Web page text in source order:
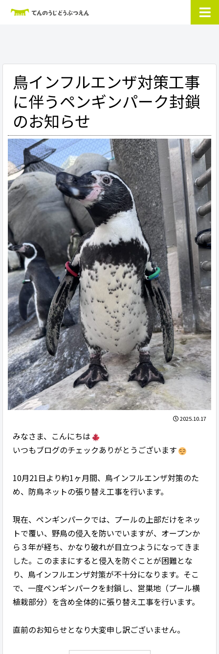
鳥インフルエンザ対策工事
に伴うペンギンパーク封鎖
のお知らせ
2025.10.17
みなさま、こんにちは
いつもブログのチェックありがとうございます
10月21日より約1ヶ月間、鳥インフルエンザ対策のた
め、防鳥ネットの張り替え工事を行います。
現在、ペンギンパークでは、プールの上部だけをネッ
トで覆い、野鳥の侵入を防いでいますが、オープンか
ら３年が経ち、かなり破れが目立つようになってきま
した。このままにすると侵入を防ぐことが困難とな
り、鳥インフルエンザ対策が不十分になります。そこ
で、一度ペンギンパークを封鎖し、営巣地（プール横
植栽部分）を含め全体的に張り替え工事を行います。
直前のお知らせとなり大変申し訳ございません。